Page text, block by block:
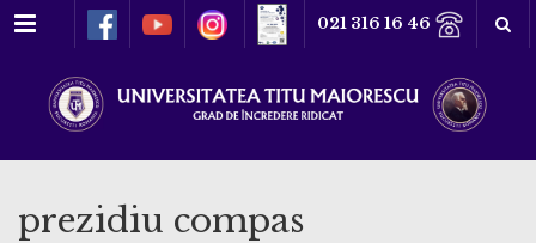
Meniu 021 316 16 46
prezidiu compas